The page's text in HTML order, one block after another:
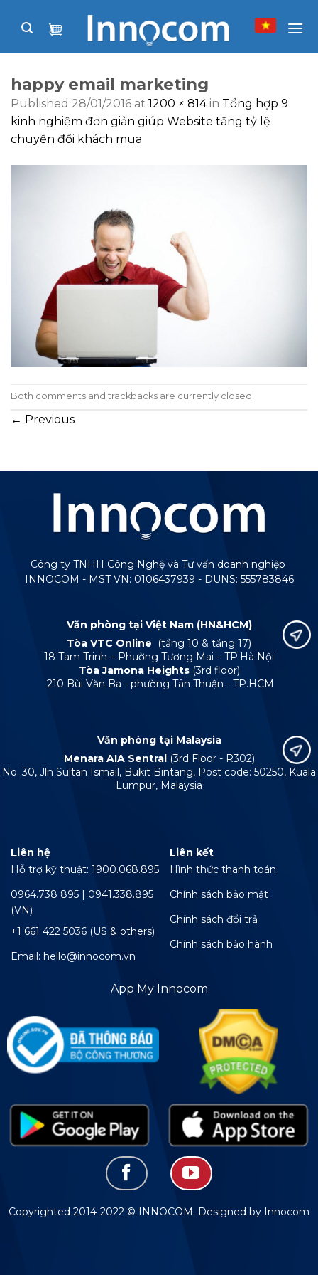
happy email marketing
Published 28/01/2016 at 1200 × 814in Tổng hợp 9
kinh nghiệm đơn giản giúp Website tăng tỷ lệ
chuyển đổi khách mua
Both comments and trackbacks are currently closed.
← Previous
Công ty TNHH Công Nghệ và Tư vấn doanh nghiệp
INNOCOM - MST VN: 0106437939 - DUNS: 555783846
Văn phòng tại Việt Nam (HN&HCM)
Tòa VTC Online
(tầng 10 & tầng 17)
18 Tam Trinh – Phường Tương Mai – TP.Hà Nội
Tòa Jamona Heights (3rd floor)
210 Bùi Văn Ba - phường Tân Thuận - TP.HCM
Văn phòng tại Malaysia
Menara AIA Sentral (3rd Floor - R302)
No. 30, Jln Sultan Ismail, Bukit Bintang, Post code: 50250, Kuala
Lumpur, Malaysia
Liên hệ
Hỗ trợ kỹ thuật: 1900.068.895
0964.738 895 | 0941.338.895
(VN)
+1 661 422 5036 (US & others)
Email: hello@innocom.vn
Liên kết
Hình thức thanh toán
Chính sách bảo mật
Chính sách đổi trả
Chính sách bảo hành
App My Innocom
Copyrighted 2014-2022 © INNOCOM. Designed by Innocom